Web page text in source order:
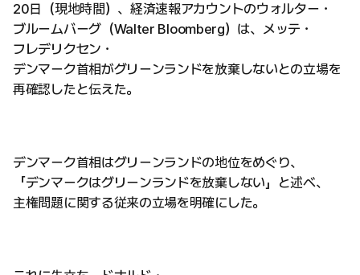
20日（現地時間）、経済速報アカウントのウォルター・
ブルームバーグ（Walter Bloomberg）は、メッテ・
フレデリクセン・
デンマーク首相がグリーンランドを放棄しないとの立場を
再確認したと伝えた。
デンマーク首相はグリーンランドの地位をめぐり、
「デンマークはグリーンランドを放棄しない」と述べ、
主権問題に関する従来の立場を明確にした。